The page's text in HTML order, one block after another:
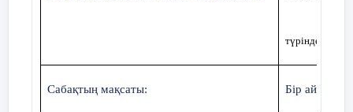
түріндегі
Сабақтың мақсаты: Бір